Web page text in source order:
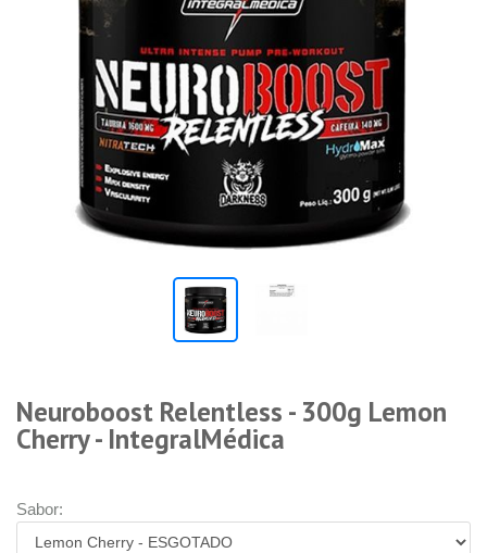
Neuroboost Relentless - 300g Lemon
Cherry - IntegralMédica
Sabor: